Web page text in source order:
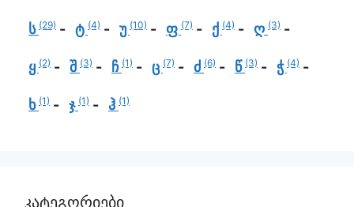
ს (29) ტ (4) უ (10) ფ (7) ქ (4) ღ (3)
ყ (2) შ (3) ჩ (1) ც (7) ძ (6) წ (3) ჭ (4)
ხ (1) ჯ (1) ჰ (1)
კატეგორიები